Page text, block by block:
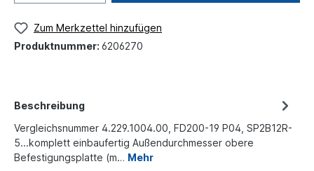
Zum Merkzettel hinzufügen
Produktnummer: 6206270
Beschreibung
Vergleichsnummer 4.229.1004.00, FD200-19 P04, SP2B12R-
5...komplett einbaufertig Außendurchmesser obere
Befestigungsplatte (m… Mehr